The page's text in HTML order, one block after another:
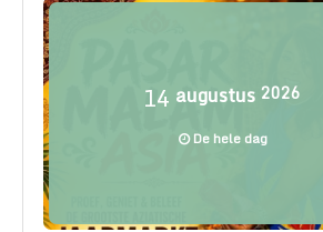
14 augustus 2026
De hele dag